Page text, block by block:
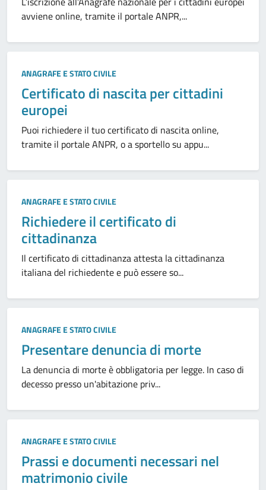
avviene online, tramite il portale ANPR,...
ANAGRAFE E STATO CIVILE
Certificato di nascita per cittadini
europei
Puoi richiedere il tuo certificato di nascita online,
tramite il portale ANPR, o a sportello su appu...
ANAGRAFE E STATO CIVILE
Richiedere il certificato di
cittadinanza
Il certificato di cittadinanza attesta la cittadinanza
italiana del richiedente e può essere so...
ANAGRAFE E STATO CIVILE
Presentare denuncia di morte
La denuncia di morte è obbligatoria per legge. In caso di
decesso presso un'abitazione priv...
ANAGRAFE E STATO CIVILE
Prassi e documenti necessari nel
matrimonio civile